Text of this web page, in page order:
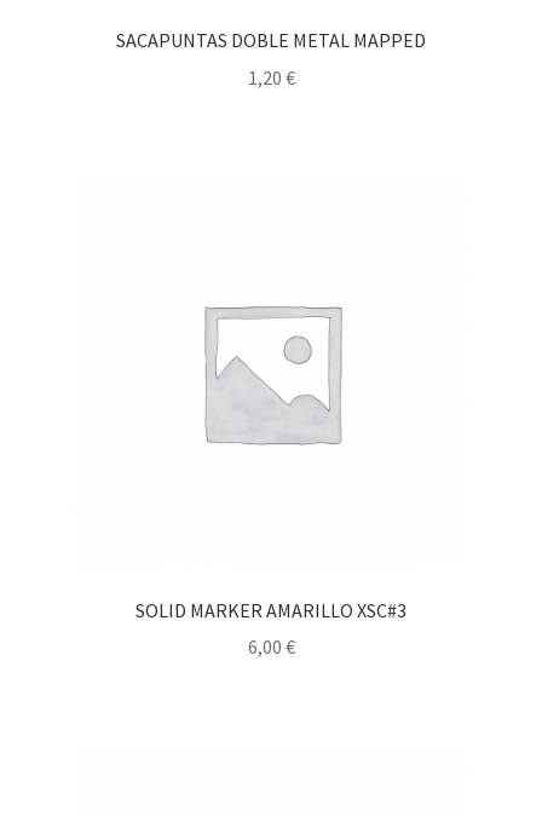
SACAPUNTAS DOBLE METAL MAPPED
1,20 €
SOLID MARKER AMARILLO XSC#3
6,00 €